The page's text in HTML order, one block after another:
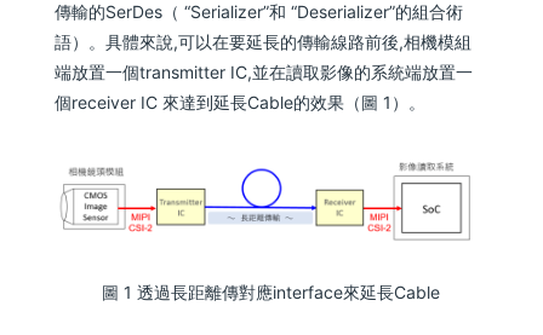
傳輸的SerDes（ “Serializer”和 “Deserializer”的組合術
語）。具體來說,可以在要延長的傳輸線路前後,相機模組
端放置一個transmitter IC,並在讀取影像的系統端放置一
個receiver IC 來達到延長Cable的效果（圖 1）。
圖 1 透過長距離傳對應interface來延長Cable